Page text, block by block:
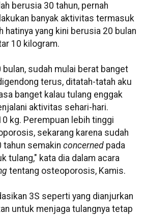
berusia 30 tahun, pernah
banyak aktivitas termasuk
hatinya yang kini berusia 20 bulan
10 kilogram.
bulan, sudah mulai berat banget
terus, ditatah-tatah aku
banget kalau tulang enggak
aktivitas sehari-hari.
kg. Perempuan lebih tinggi
sekarang karena sudah
tahun semakin concerned pada
tulang," kata dia dalam acara
tentang osteoporosis, Kamis.
3S seperti yang dianjurkan
untuk menjaga tulangnya tetap